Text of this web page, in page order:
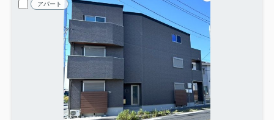
アパート